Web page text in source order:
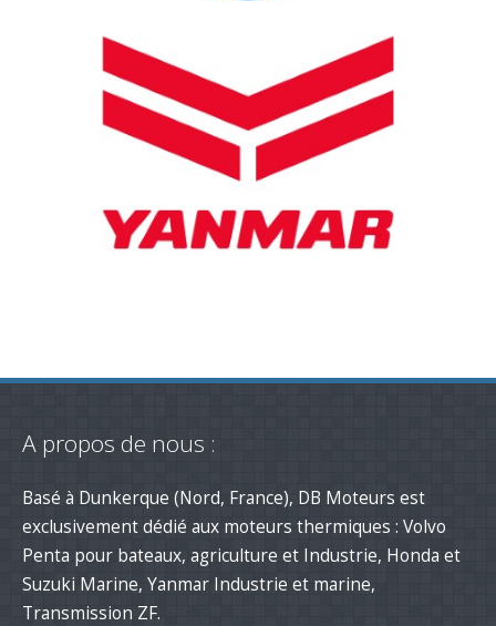
A propos de nous :
Basé à Dunkerque (Nord, France), DB Moteurs est
exclusivement dédié aux moteurs thermiques : Volvo
Penta pour bateaux, agriculture et Industrie, Honda et
Suzuki Marine, Yanmar Industrie et marine,
Transmission ZF.